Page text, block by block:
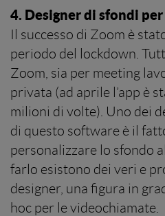
4. Designer di sfondi
Il successo di Zoom è
periodo del lockdown.
Zoom, sia per meeting
privata (ad aprile l’app è
milioni di volte). Uno dei
di questo software è il
personalizzare lo sfondo
farlo esistono dei veri e
designer, una figura in
hoc per le videochiamate.